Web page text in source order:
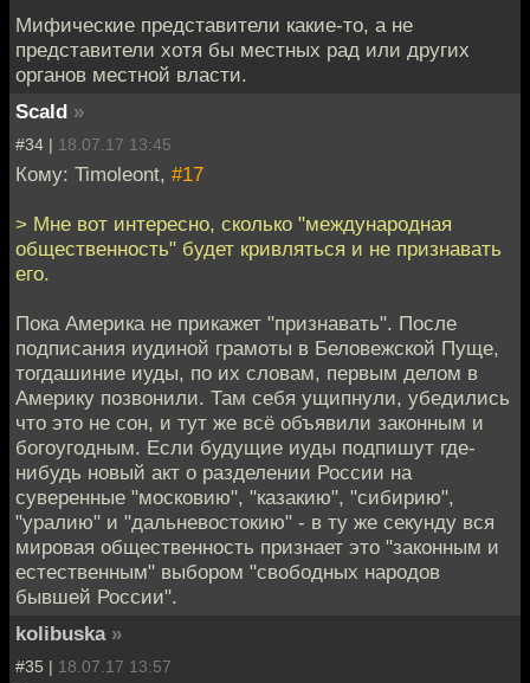
Мифические представители какие-то, а не
представители хотя бы местных рад или других
органов местной власти.
Scald »
#34 | 18.07.17 13:45
Кому: Timoleont, #17
> Мне вот интересно, сколько "международная
общественность" будет кривляться и не признавать
его.
Пока Америка не прикажет "признавать". После
подписания иудиной грамоты в Беловежской Пуще,
тогдашиние иуды, по их словам, первым делом в
Америку позвонили. Там себя ущипнули, убедились
что это не сон, и тут же всё объявили законным и
богоугодным. Если будущие иуды подпишут где-
нибудь новый акт о разделении России на
суверенные "московию", "казакию", "сибирию",
"уралию" и "дальневостокию" - в ту же секунду вся
мировая общественность признает это "законным и
естественным" выбором "свободных народов
бывшей России".
kolibuska »
#35 | 18.07.17 13:57